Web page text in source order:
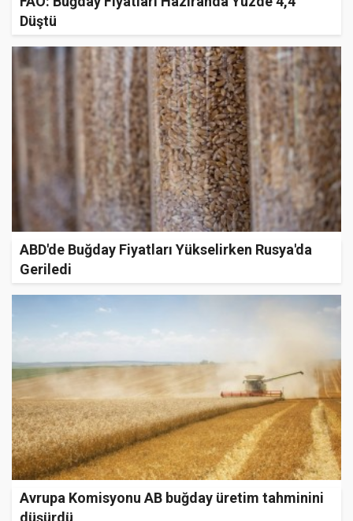
Düştü
ABD'de Buğday Fiyatları Yükselirken Rusya'da
Geriledi
Avrupa Komisyonu AB buğday üretim tahminini
düşürdü